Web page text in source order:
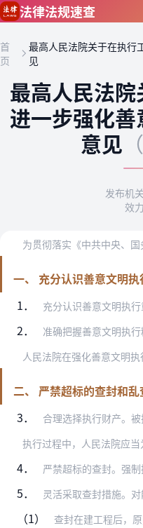
跳到主要内容
法律法规速查
首
页
最高人民法院关于在执行
见
最高人民法
进一步强化
意见
发布机关
效力
一、 充分认识善意文明
1．
充分认识善意文明执行重要意义。执行是公平正义最后一道防线的最后
2． 准确把握善意文明执行精神实质。执行工作是依靠国家强制力实现胜诉
二、 严禁超标的查封和乱
3．
合理选择执行财产。被执行人有多项财产可供执行的，人民法院应选择
4．
严禁超标的查封。强制执行被执行人的财产，以其价值足以清偿生效法
5． 灵活采取查封措施。对能“活封”的财产，尽量不进行“死封”，使查封
（1） 查封在建工程后，